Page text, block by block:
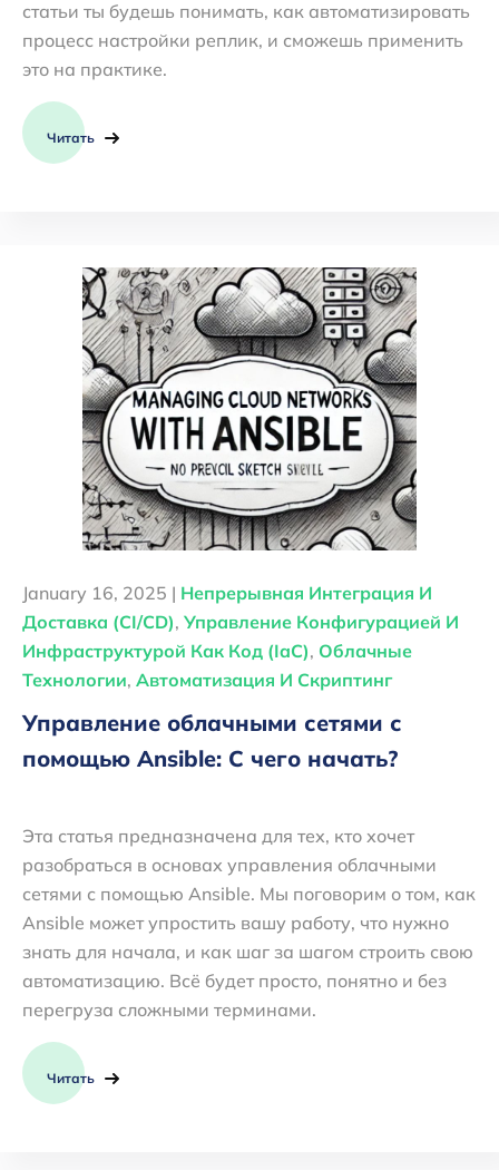
статьи ты будешь понимать, как автоматизировать
процесс настройки реплик, и сможешь применить
это на практике.
Читать
January 16, 2025 | Непрерывная Интеграция И
Доставка (CI/CD), Управление Конфигурацией И
Инфраструктурой Как Код (IaC), Облачные
Технологии, Автоматизация И Скриптинг
Управление облачными сетями с
помощью Ansible: С чего начать?
Эта статья предназначена для тех, кто хочет
разобраться в основах управления облачными
сетями с помощью Ansible. Мы поговорим о том, как
Ansible может упростить вашу работу, что нужно
знать для начала, и как шаг за шагом строить свою
автоматизацию. Всё будет просто, понятно и без
перегруза сложными терминами.
Читать